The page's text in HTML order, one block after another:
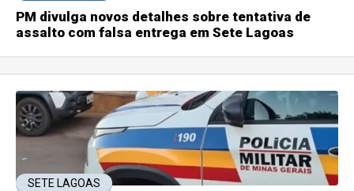
PM divulga novos detalhes sobre tentativa de
assalto com falsa entrega em Sete Lagoas
SETE LAGOAS